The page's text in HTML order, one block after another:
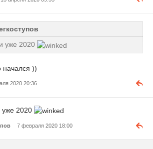
уже 2020
начался ))
2020 20:36
уже 2020
7 февраля 2020 18:00